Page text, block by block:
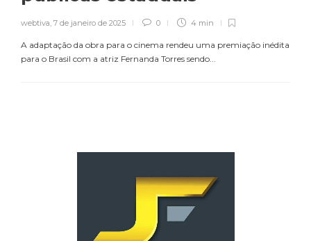
webtiva 7 de janeiro de 2025 0 4 min
A adaptação da obra para o cinema rendeu uma premiação inédita
para o Brasil com a atriz Fernanda Torres sendo...